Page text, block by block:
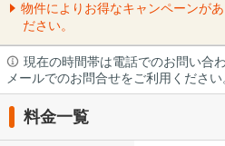
物件によりお得なキャンペーンが
ださい。
現在の時間帯は電話でのお問い合
メールでのお問合せをご利用ください
料金一覧